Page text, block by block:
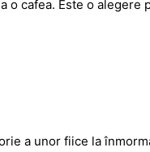
cafea. Este o
a unor fiice la